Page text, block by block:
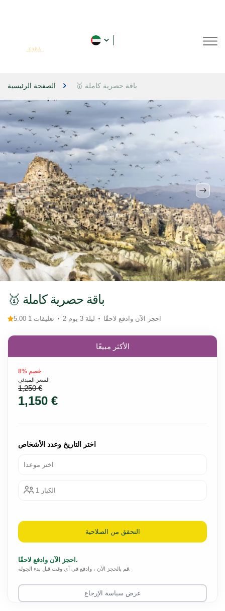
الصفحة الرئيسية 🥇 باقة حصرية كاملة
🥇 باقة حصرية كاملة
5.00 1 تعليقات 2 ليلة 3 يوم احجز الآن وادفع لاحقًا
الأكثر مبيعًا
خصم %8
السعر المبدئي
1,250 €
1,150 €
اختر التاريخ وعدد الأشخاص
اختر موعدا
1 الكبار
التحقق من الصلاحية
احجز الآن وادفع لاحقًا.
عرض سياسة الإرجاع